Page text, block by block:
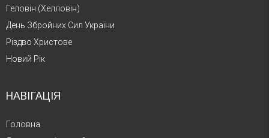
Геловін (Хелловін)
День Збройних Сил України
Різдво Христове
Новий Рік
НАВІГАЦІЯ
Головна